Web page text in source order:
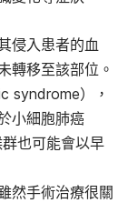
侵入患者的血
轉移至該部位。
syndrome），
小細胞肺癌
群也可能會以早
然手術治療很關